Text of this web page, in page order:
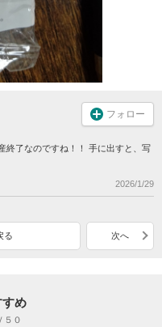
フォロー
終了なのですね！！ 手に出すと、写
2026/1/29
る 次へ
め
０